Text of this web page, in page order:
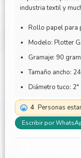
industria textil y
Rollo papel para
Modelo: Plotter
Gramaje: 90
Tamaño ancho:
Diámetro tuco: 2″
4 Personas
Escribir por